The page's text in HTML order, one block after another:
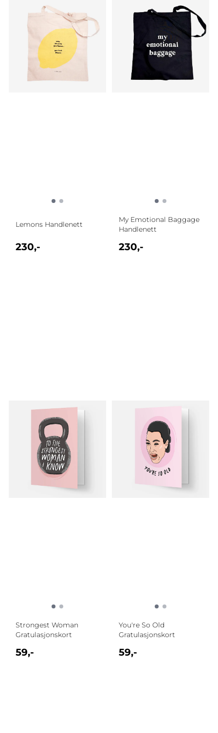
Lemons Handlenett
230,-
My Emotional Baggage
Handlenett
230,-
Strongest Woman
Gratulasjonskort
59,-
You're So Old
Gratulasjonskort
59,-